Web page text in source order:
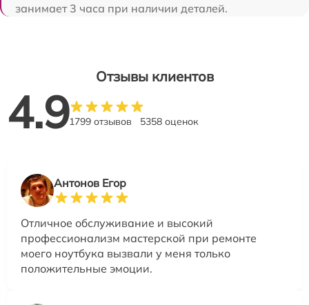
занимает 3 часа при наличии деталей.
Отзывы клиентов
4.91799 отзывов 5358 оценок
Антонов Егор
Отличное обслуживание и высокий
профессионализм мастерской при ремонте
моего ноутбука вызвали у меня только
положительные эмоции.